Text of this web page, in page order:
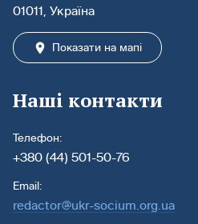
01011, Україна
Показати на мапі
Наші контакти
Телефон:
+380 (44) 501-50-76
Email:
redactor@ukr-socium.org.ua